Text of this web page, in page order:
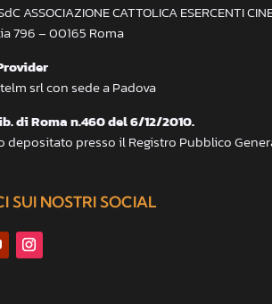
ASSOCIAZIONE CATTOLICA ESERCENTI
796 – 00165 Roma
srl con sede a Padova
di Roma n.460 del 6/12/2010.
depositato presso il Registro Pubblico
SUI NOSTRI SOCIAL